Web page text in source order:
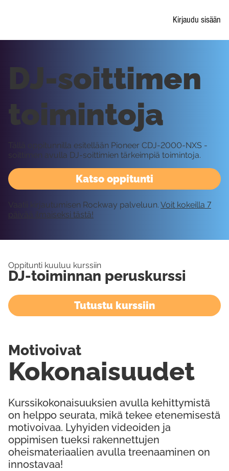
Kirjaudu sisään
Katso oppitunti
DJ-soittimen
toimintoja
Tällä oppitunnilla esitellään Pioneer CDJ-2000-NXS -
soittimen avulla DJ-soittimien tärkeimpiä toimintoja.
Vaatii kirjautumisen Rockway palveluun. Voit kokeilla 7
päivää ilmaiseksi tästä!
Oppitunti kuuluu kurssiin
DJ-toiminnan peruskurssi
Tutustu kurssiin
Kurssikokonaisuuksien avulla kehittymistä
on helppo seurata, mikä tekee etenemisestä
motivoivaa. Lyhyiden videoiden ja
oppimisen tueksi rakennettujen
oheismateriaalien avulla treenaaminen on
innostavaa!
Kokonaisuudet
Motivoivat